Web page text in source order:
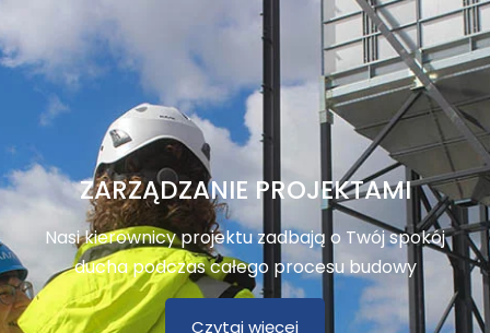
ZARZĄDZANIE PROJEKTAMI
Nasi kierownicy projektu zadbają o Twój spokój
ducha podczas całego procesu budowy
Czytaj więcej